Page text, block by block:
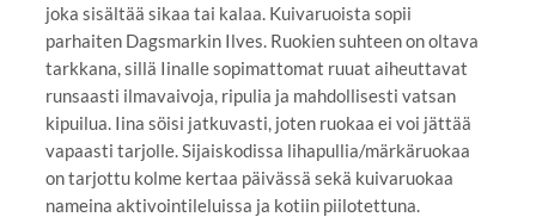
joka sisältää sikaa tai kalaa. Kuivaruoista sopii
parhaiten Dagsmarkin Ilves. Ruokien suhteen on oltava
tarkkana, sillä Iinalle sopimattomat ruuat aiheuttavat
runsaasti ilmavaivoja, ripulia ja mahdollisesti vatsan
kipuilua. Iina söisi jatkuvasti, joten ruokaa ei voi jättää
vapaasti tarjolle. Sijaiskodissa lihapullia/märkäruokaa
on tarjottu kolme kertaa päivässä sekä kuivaruokaa
nameina aktivointileluissa ja kotiin piilotettuna.